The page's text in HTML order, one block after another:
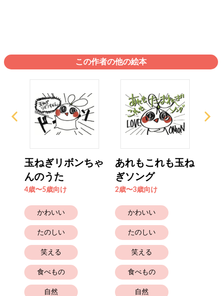
この作者の他の絵本
玉ねぎリボンちゃ
んのうた
4歳〜5歳向け
かわいい
たのしい
笑える
食べもの
自然
あれもこれも玉ね
ぎソング
2歳〜3歳向け
かわいい
たのしい
笑える
食べもの
自然